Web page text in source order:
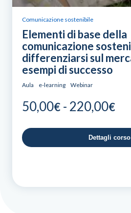
Comunicazione sostenibile
Elementi di base della
comunicazione
differenziarsi sul
esempi di successo
Aula e-learning Webinar
50,00€ - 220,00€
da
Dettagli corso